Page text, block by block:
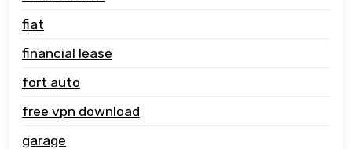
fiat
financial lease
fort auto
free vpn download
garage